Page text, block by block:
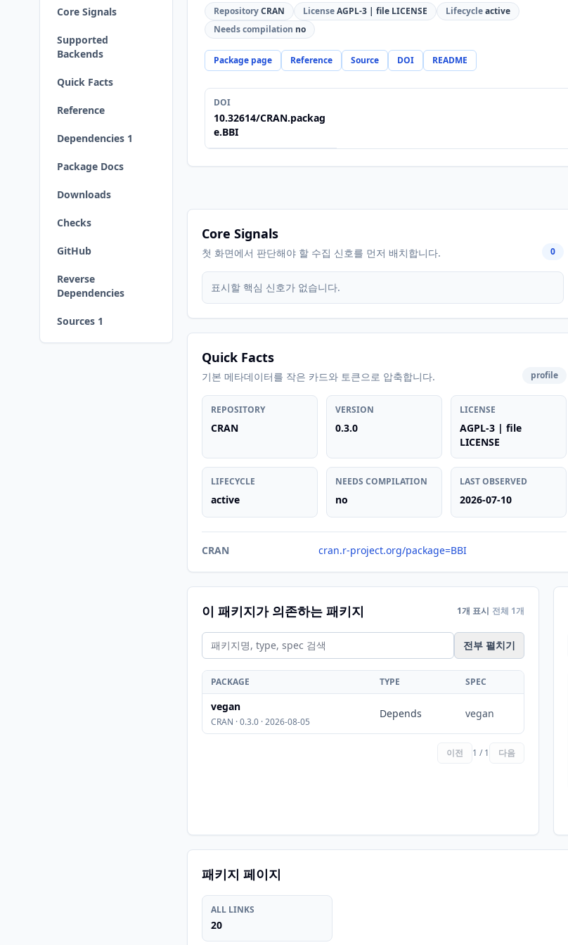
Core Signals
Supported
Backends
Quick Facts
Reference
Dependencies 1
Package Docs
Downloads
Checks
GitHub
Reverse
Dependencies
Sources 1
RepositoryCRAN LicenseAGPL-3 | file LICENSE Lifecycleactive
Needs compilation no
Package page Reference Source DOI README
DOI
10.32614/CRAN.packag
e.BBI
Core Signals
첫 화면에서 판단해야 할 수집 신호를 먼저 배치합니다. 0
표시할 핵심 신호가 없습니다.
Quick Facts
기본 메타데이터를 작은 카드와 토큰으로 압축합니다. profile
REPOSITORY
CRAN
VERSION
0.3.0
LICENSE
AGPL-3 | file
LICENSE
LIFECYCLE
active
NEEDS COMPILATION
no
LAST OBSERVED
2026-07-10
CRAN cran.r-project.org/package=BBI
이 패키지가 의존하는 패키지 1개 표시 전체 1개
전부 펼치기
PACKAGE TYPE SPEC
vegan
CRAN · 0.3.0 · 2026-08-05
Depends vegan
이전 1 / 1 다음
패키지 페이지
ALL LINKS
20